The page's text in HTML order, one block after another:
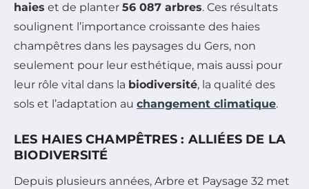
haies et de planter 56 087 arbres. Ces résultats
soulignent l’importance croissante des haies
champêtres dans les paysages du Gers, non
seulement pour leur esthétique, mais aussi pour
leur rôle vital dans la biodiversité, la qualité des
sols et l’adaptation au changement climatique.
LES HAIES CHAMPÊTRES : ALLIÉES DE LA
BIODIVERSITÉ
Depuis plusieurs années, Arbre et Paysage 32 met